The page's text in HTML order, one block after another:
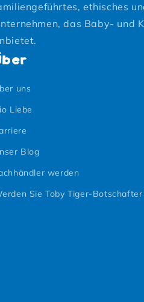
ethisches
das Baby- und
uns
Liebe
Blog
werden
Sie Toby Tiger-Botschafter